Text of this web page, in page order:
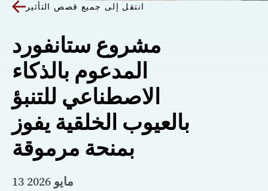
انتقل إلى جميع قصص التأثير
مشروع ستانفورد
المدعوم بالذكاء
الاصطناعي للتنبؤ
بالعيوب الخلقية يفوز
بمنحة مرموقة
13 مايو 2026